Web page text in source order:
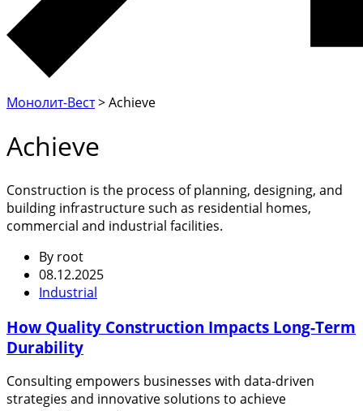
Монолит-Вест>Achieve
Achieve
Construction is the process of planning, designing, and
building infrastructure such as residential homes,
commercial and industrial facilities.
By root
08.12.2025
Industrial
How Quality Construction Impacts Long-Term
Durability
Consulting empowers businesses with data-driven
strategies and innovative solutions to achieve